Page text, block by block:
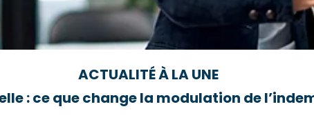
ACTUALITÉ À LA UNE
: ce que change la modulation de